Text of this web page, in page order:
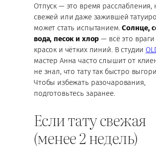
Отпуск — это время расслабления,
свежей или даже зажившей
может стать испытанием.Солнце,
вода, песок и хлор — всё это враги
красок и чётких линий. В студии
мастер Анна часто слышит от
не знал, что тату так быстро
Чтобы избежать разочарования,
подготовьтесь заранее.
Если тату свежая
(менее 2 недель)